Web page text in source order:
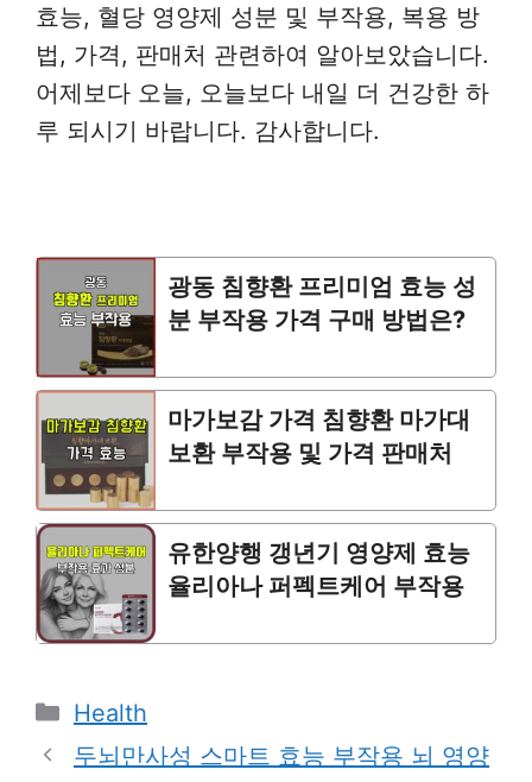
효능, 혈당 영양제 성분 및 부작용, 복용 방
법, 가격, 판매처 관련하여 알아보았습니다.
어제보다 오늘, 오늘보다 내일 더 건강한 하
루 되시기 바랍니다. 감사합니다.
광동 침향환 프리미엄 효능 성
분 부작용 가격 구매 방법은?
마가보감 가격 침향환 마가대
보환 부작용 및 가격 판매처
유한양행 갱년기 영양제 효능
율리아나 퍼펙트케어 부작용
Categories
Health
두뇌만사성 스마트 효능 부작용 뇌 영양